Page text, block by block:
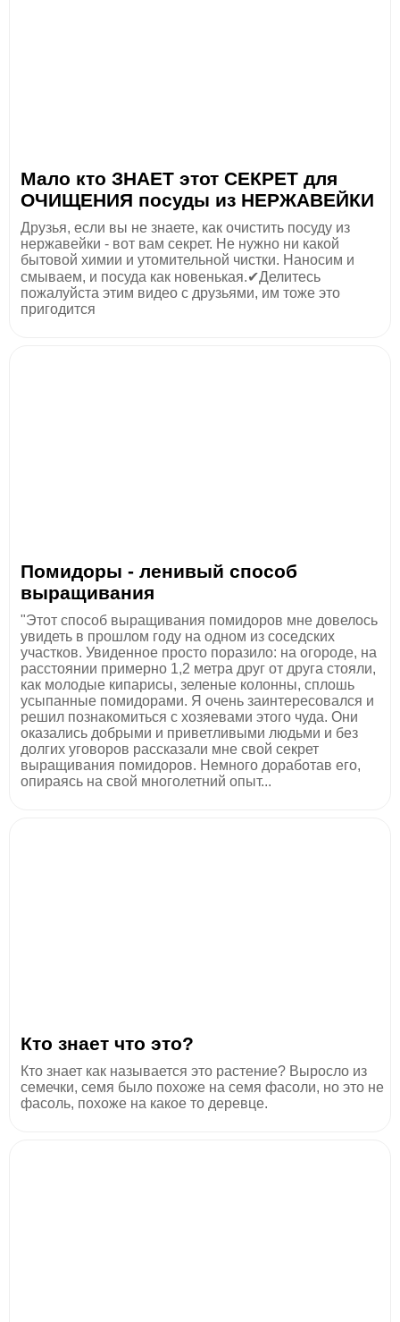
Мало кто ЗНАЕТ этот СЕКРЕТ для
ОЧИЩЕНИЯ посуды из НЕРЖАВЕЙКИ
Друзья, если вы не знаете, как очистить посуду из
нержавейки - вот вам секрет. Не нужно ни какой
бытовой химии и утомительной чистки. Наносим и
смываем, и посуда как новенькая.✔Делитесь
пожалуйста этим видео с друзьями, им тоже это
пригодится
Помидоры - ленивый способ
выращивания
"Этот способ выращивания помидоров мне довелось
увидеть в прошлом году на одном из соседских
участков. Увиденное просто поразило: на огороде, на
расстоянии примерно 1,2 метра друг от друга стояли,
как молодые кипарисы, зеленые колонны, сплошь
усыпанные помидорами. Я очень заинтересовался и
решил познакомиться с хозяевами этого чуда. Они
оказались добрыми и приветливыми людьми и без
долгих уговоров рассказали мне свой секрет
выращивания помидоров. Немного доработав его,
опираясь на свой многолетний опыт...
Кто знает что это?
Кто знает как называется это растение? Выросло из
семечки, семя было похоже на семя фасоли, но это не
фасоль, похоже на какое то деревце.